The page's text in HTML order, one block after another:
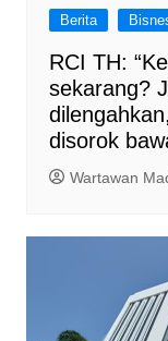
Berita
RCI TH:
sekarang?
disorok
Wartawan